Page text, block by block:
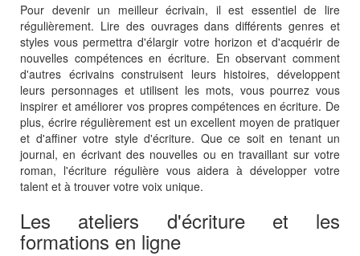
Pour devenir un meilleur écrivain, il est essentiel de lire
régulièrement. Lire des ouvrages dans différents genres et
styles vous permettra d'élargir votre horizon et d'acquérir de
nouvelles compétences en écriture. En observant comment
d'autres écrivains construisent leurs histoires, développent
leurs personnages et utilisent les mots, vous pourrez vous
inspirer et améliorer vos propres compétences en écriture. De
plus, écrire régulièrement est un excellent moyen de pratiquer
et d'affiner votre style d'écriture. Que ce soit en tenant un
journal, en écrivant des nouvelles ou en travaillant sur votre
roman, l'écriture régulière vous aidera à développer votre
talent et à trouver votre voix unique.
Les ateliers d'écriture et les
formations en ligne